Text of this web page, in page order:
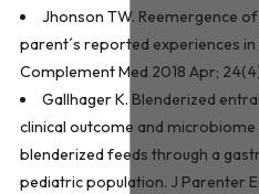
Jhonson TW. Reemergence
parent´s reported experiences
Complement Med 2018 Apr;
Gallhager K. Blenderized
clinical outcome and
blenderized feeds through a
pediatric population. J Parenter